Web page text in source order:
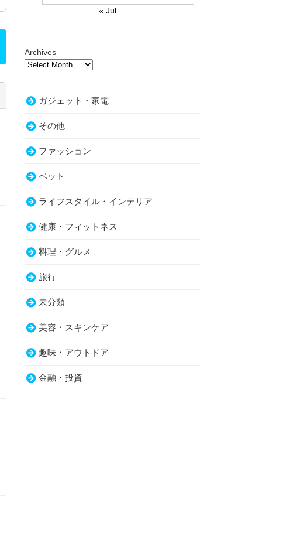
« Jul
Archives
ガジェット・家電
その他
ファッション
ペット
ライフスタイル・インテリア
健康・フィットネス
料理・グルメ
旅行
未分類
美容・スキンケア
趣味・アウトドア
金融・投資